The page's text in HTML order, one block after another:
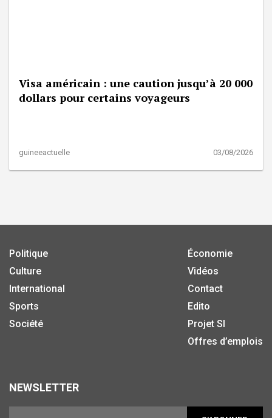
Visa américain : une caution jusqu’à 20 000
dollars pour certains voyageurs
guineeactuelle 03/08/2026
Politique
Culture
International
Sports
Société
Économie
Vidéos
Contact
Edito
Projet SI
Offres d’emplois
NEWSLETTER